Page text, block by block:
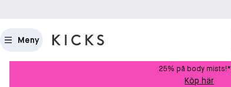
Meny
25% på body mists!*
Köp här